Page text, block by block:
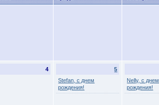
4
5
Stefan, с днем
рождения!
Nelly, с днем
рождения!